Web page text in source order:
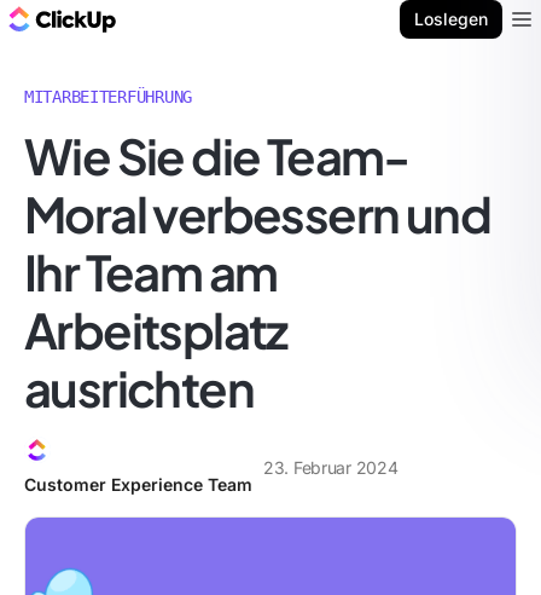
Loslegen
MITARBEITERFÜHRUNG
Wie Sie die Team-
Moral verbessern und
Ihr Team am
Arbeitsplatz
ausrichten
Customer Experience Team
23. Februar 2024